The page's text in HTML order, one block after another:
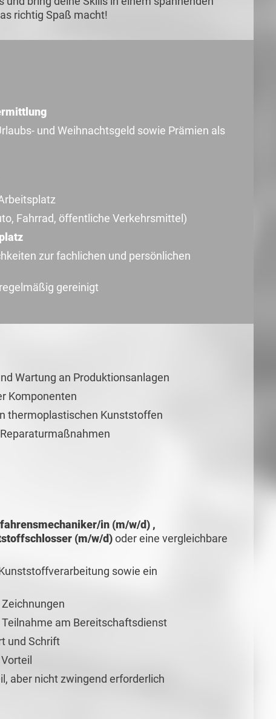
richtig Spaß macht!
und Weihnachtsgeld sowie Prämien als
Fahrrad, öffentliche Verkehrsmittel)
zur fachlichen und persönlichen
gereinigt
Wartung an Produktionsanlagen
Komponenten
thermoplastischen Kunststoffen
in (m/w/d) ,
(m/w/d)oder eine vergleichbare
sowie ein
am Bereitschaftsdienst
und Schrift
aber nicht zwingend erforderlich